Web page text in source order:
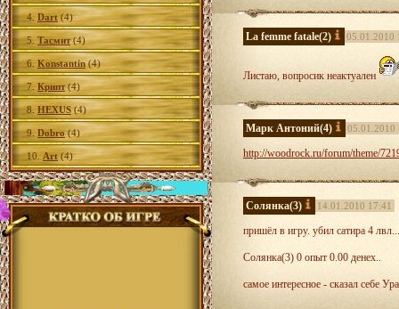
4. Dart (4)
5. Тасмит(4)
6. Konstantin(4)
7. Крипт(4)
8. HEXUS(4)
9. Dobro(4)
10. Art (4)
La femme fatale(2) 05.01.2010
Листаю, вопросик неактуален
Марк Антоний(4) 05.01.2010
http://woodrock.ru/forum/theme/
Солянка(3) 14.01.2010 17:41
пришёл в игру. убил сатира 4 лвл...
Солянка(3) 0 опыт 0.00 денех..
самое интересное - сказал себе